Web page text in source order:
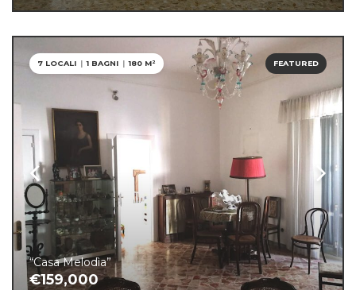
“Casa Melodìa”
€159,000
7 LOCALI | 1 BAGNI | 180 M² FEATURED